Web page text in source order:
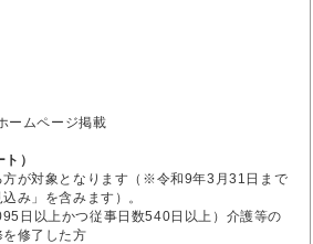
ームページ掲載
）
方が対象となります（※令和9年3月31日まで
み」を含みます）。
日以上かつ従事日数540日以上）介護等の
修了した方